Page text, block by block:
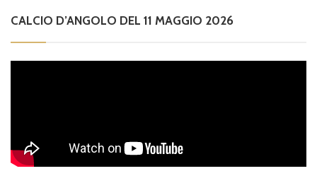
CALCIO D’ANGOLO DEL 11 MAGGIO 2026